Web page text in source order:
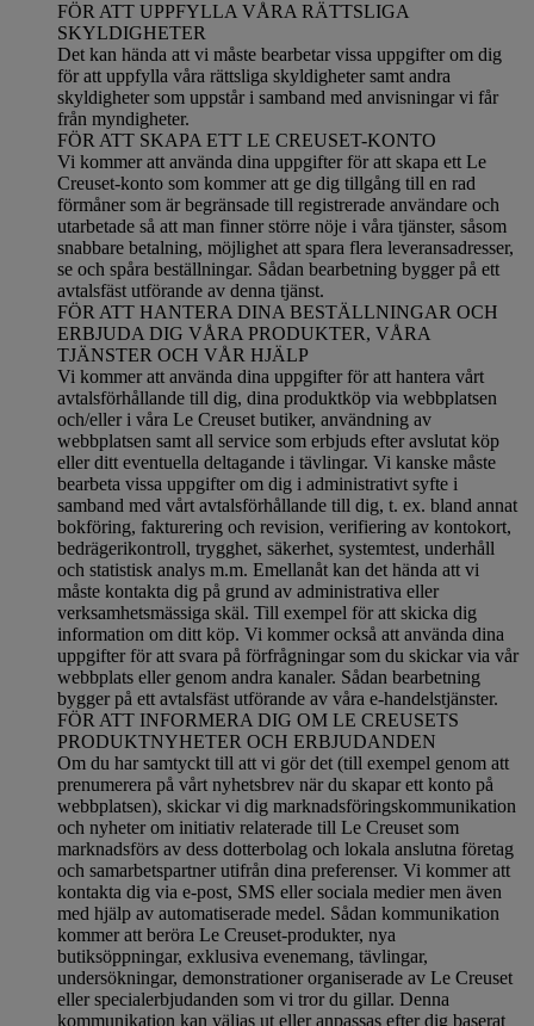
FÖR ATT UPPFYLLA VÅRA RÄTTSLIGA
SKYLDIGHETER
Det kan hända att vi måste bearbetar vissa uppgifter om dig
för att uppfylla våra rättsliga skyldigheter samt andra
skyldigheter som uppstår i samband med anvisningar vi får
från myndigheter.
FÖR ATT SKAPA ETT LE CREUSET-KONTO
Vi kommer att använda dina uppgifter för att skapa ett Le
Creuset-konto som kommer att ge dig tillgång till en rad
förmåner som är begränsade till registrerade användare och
utarbetade så att man finner större nöje i våra tjänster, såsom
snabbare betalning, möjlighet att spara flera leveransadresser,
se och spåra beställningar. Sådan bearbetning bygger på ett
avtalsfäst utförande av denna tjänst.
FÖR ATT HANTERA DINA BESTÄLLNINGAR OCH
ERBJUDA DIG VÅRA PRODUKTER, VÅRA
TJÄNSTER OCH VÅR HJÄLP
Vi kommer att använda dina uppgifter för att hantera vårt
avtalsförhållande till dig, dina produktköp via webbplatsen
och/eller i våra Le Creuset butiker, användning av
webbplatsen samt all service som erbjuds efter avslutat köp
eller ditt eventuella deltagande i tävlingar. Vi kanske måste
bearbeta vissa uppgifter om dig i administrativt syfte i
samband med vårt avtalsförhållande till dig, t. ex. bland annat
bokföring, fakturering och revision, verifiering av kontokort,
bedrägerikontroll, trygghet, säkerhet, systemtest, underhåll
och statistisk analys m.m. Emellanåt kan det hända att vi
måste kontakta dig på grund av administrativa eller
verksamhetsmässiga skäl. Till exempel för att skicka dig
information om ditt köp. Vi kommer också att använda dina
uppgifter för att svara på förfrågningar som du skickar via vår
webbplats eller genom andra kanaler. Sådan bearbetning
bygger på ett avtalsfäst utförande av våra e-handelstjänster.
FÖR ATT INFORMERA DIG OM LE CREUSETS
PRODUKTNYHETER OCH ERBJUDANDEN
Om du har samtyckt till att vi gör det (till exempel genom att
prenumerera på vårt nyhetsbrev när du skapar ett konto på
webbplatsen), skickar vi dig marknadsföringskommunikation
och nyheter om initiativ relaterade till Le Creuset som
marknadsförs av dess dotterbolag och lokala anslutna företag
och samarbetspartner utifrån dina preferenser. Vi kommer att
kontakta dig via e-post, SMS eller sociala medier men även
med hjälp av automatiserade medel. Sådan kommunikation
kommer att beröra Le Creuset-produkter, nya
butiksöppningar, exklusiva evenemang, tävlingar,
undersökningar, demonstrationer organiserade av Le Creuset
eller specialerbjudanden som vi tror du gillar. Denna
kommunikation kan väljas ut eller anpassas efter dig baserat